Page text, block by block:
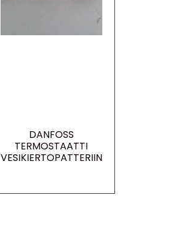
DANFOSS
TERMOSTAATTI
VESIKIERTOPATTERIIN